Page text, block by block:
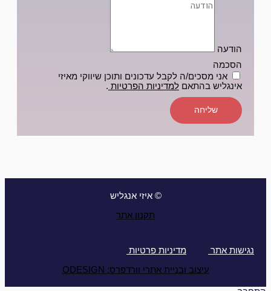
הודעה
הסכמה
אני מסכים/ה לקבל עדכונים ותוכן שיווקי מאיזי
אינגליש בהתאם למדיניות הפרטיות .
שליחה
© איזי אנגליש
תקנון אתר
נגישות אתר מדיניות פרטיות
עיצוב ובניית אתרי וורדפרס: ODESIGN